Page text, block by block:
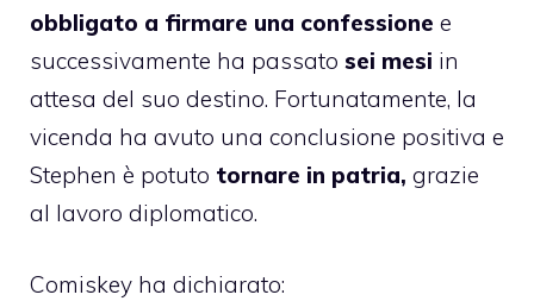
obbligato a firmare una confessione e
successivamente ha passato sei mesi in
attesa del suo destino. Fortunatamente, la
vicenda ha avuto una conclusione positiva e
Stephen è potuto tornare in patria, grazie
al lavoro diplomatico.
Comiskey ha dichiarato: